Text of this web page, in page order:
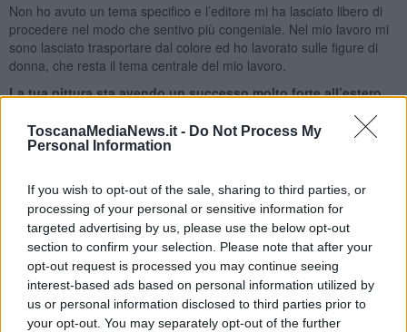
ToscanaMediaNews.it - Do Not Process My
Personal Information
If you wish to opt-out of the sale, sharing to third parties, or
processing of your personal or sensitive information for
targeted advertising by us, please use the below opt-out
section to confirm your selection. Please note that after your
opt-out request is processed you may continue seeing
interest-based ads based on personal information utilized by
us or personal information disclosed to third parties prior to
your opt-out. You may separately opt-out of the further
Non ho avuto un tema specifico e l’editore mi ha lasciato libero di
procedere nel modo che sentivo più congeniale. Nel mio lavoro mi
sono lasciato trasportare dal colore ed ho lavorato sulle figure di
donna, che resta il tema centrale del mio lavoro.
La tua pittura sta avendo un successo molto forte all’estero,
se vediamo nel tuo lavoro un forte legame con la Toscana e
l’Italia.
questi materiali nuovi ho percepito molte resistenze e perplessità
soprattutto in Toscana, all’estero ho trovato più facilmente un
pubblico e una critica che si confronta con l’opera realizzata, senza
giudizi preventivi sulle tecniche e i metodi utilizzati.
Per il 2019 quali sorprese ci riservi con il tuo lavoro ?
C’è un progetto molto bello a cui sto lavorando da tempo e prevede
una mia personale a Matera che quest’anno è Capitale Europea